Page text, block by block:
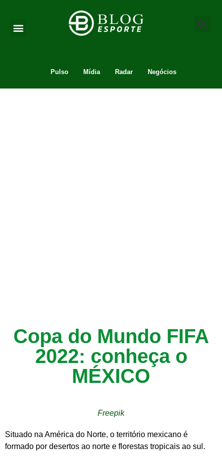
Pulso Mídia Radar Negócios
Copa do Mundo FIFA
2022: conheça o
MÉXICO
Freepik
Situado na América do Norte, o território mexicano é
formado por desertos ao norte e florestas tropicais ao sul.